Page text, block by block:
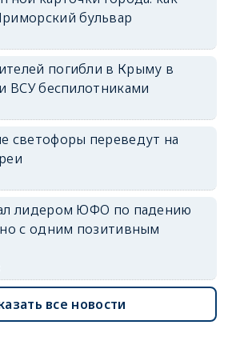
бульвар
погибли в Крыму в
ВСУ беспилотниками
светофоры переведут на
лидером ЮФО по падению
с одним позитивным
все новости